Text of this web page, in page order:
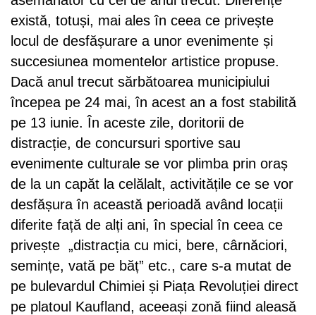
există, totuși, mai ales în ceea ce privește
locul de desfășurare a unor evenimente și
succesiunea momentelor artistice propuse.
Dacă anul trecut sărbătoarea municipiului
începea pe 24 mai, în acest an a fost stabilită
pe 13 iunie. În aceste zile, doritorii de
distracție, de concursuri sportive sau
evenimente culturale se vor plimba prin oraș
de la un capăt la celălalt, activitățile ce se vor
desfășura în această perioadă având locații
diferite față de alți ani, în special în ceea ce
privește „distracția cu mici, bere, cârnăciori,
semințe, vată pe băț” etc., care s-a mutat de
pe bulevardul Chimiei și Piața Revoluției direct
pe platoul Kaufland, aceeași zonă fiind aleasă